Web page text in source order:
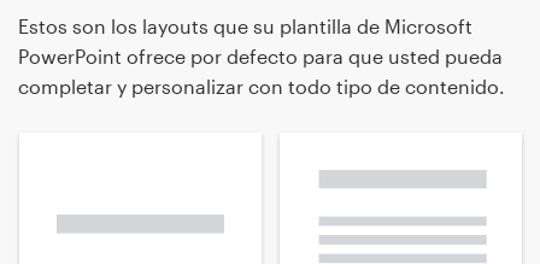
Estos son los layouts que su plantilla de Microsoft
PowerPoint ofrece por defecto para que usted pueda
completar y personalizar con todo tipo de contenido.
Hágase diseñador